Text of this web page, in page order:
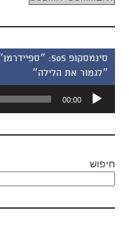
סינמסקופ 505:
״לגמור את הלילה״
אודיו
00:00
חיפוש